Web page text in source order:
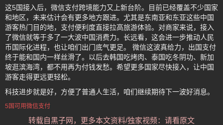
这5国接入后，微信支付跨境能力又上新台阶。目前已经覆盖不少国家
和地区，未来估计会有更多地方跟进。尤其是东南亚和东亚这些中国
游客热门目的地，支付便利度直接拉高旅游体验。对商家来说，接入
了微信就等于多了一大波中国消费力。长远看，这会进一步推动人民
币国际化进程，也让咱们出门底气更足。 微信这波真给力，出国支付
终于能和国内一样丝滑了。以后去韩国吃烤肉、泰国吃冬阴功、新加
坡逛滨海湾，都不用再为付钱发愁。希望更多国家尽快接入，让中国
游客走得更远更轻松。
科技进步就是好，方便了普通人生活，咱们继续期待下一波好消息。
5国可用微信支付
转载自黑子网，更多本文资料/独家视频：请看原文